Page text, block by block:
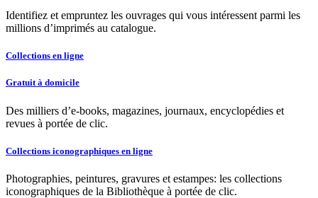
Identifiez et empruntez les ouvrages qui vous intéressent parmi les
millions d’imprimés au catalogue.
Collections en ligne
Gratuit à domicile
Des milliers d’e-books, magazines, journaux, encyclopédies et
revues à portée de clic.
Collections iconographiques en ligne
Photographies, peintures, gravures et estampes: les collections
iconographiques de la Bibliothèque à portée de clic.